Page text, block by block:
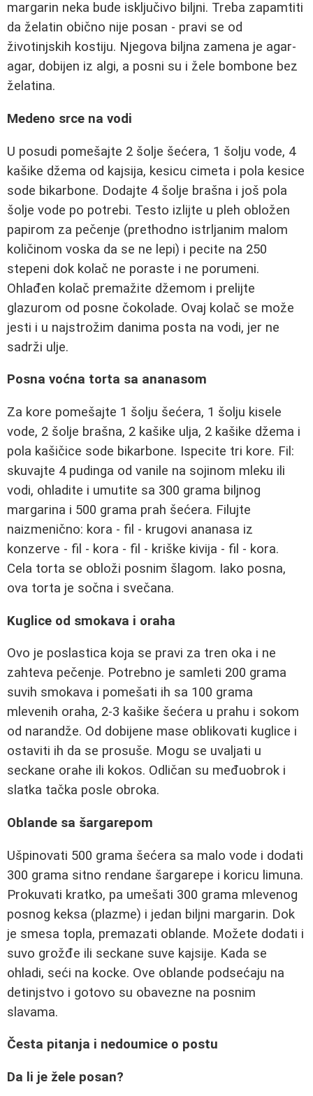
margarin neka bude isključivo biljni. Treba zapamtiti
da želatin obično nije posan - pravi se od
životinjskih kostiju. Njegova biljna zamena je agar-
agar, dobijen iz algi, a posni su i žele bombone bez
želatina.
Medeno srce na vodi
U posudi pomešajte 2 šolje šećera, 1 šolju vode, 4
kašike džema od kajsija, kesicu cimeta i pola kesice
sode bikarbone. Dodajte 4 šolje brašna i još pola
šolje vode po potrebi. Testo izlijte u pleh obložen
papirom za pečenje (prethodno istrljanim malom
količinom voska da se ne lepi) i pecite na 250
stepeni dok kolač ne poraste i ne porumeni.
Ohlađen kolač premažite džemom i prelijte
glazurom od posne čokolade. Ovaj kolač se može
jesti i u najstrožim danima posta na vodi, jer ne
sadrži ulje.
Posna voćna torta sa ananasom
Za kore pomešajte 1 šolju šećera, 1 šolju kisele
vode, 2 šolje brašna, 2 kašike ulja, 2 kašike džema i
pola kašičice sode bikarbone. Ispecite tri kore. Fil:
skuvajte 4 pudinga od vanile na sojinom mleku ili
vodi, ohladite i umutite sa 300 grama biljnog
margarina i 500 grama prah šećera. Filujte
naizmenično: kora - fil - krugovi ananasa iz
konzerve - fil - kora - fil - kriške kivija - fil - kora.
Cela torta se obloži posnim šlagom. Iako posna,
ova torta je sočna i svečana.
Kuglice od smokava i oraha
Ovo je poslastica koja se pravi za tren oka i ne
zahteva pečenje. Potrebno je samleti 200 grama
suvih smokava i pomešati ih sa 100 grama
mlevenih oraha, 2-3 kašike šećera u prahu i sokom
od narandže. Od dobijene mase oblikovati kuglice i
ostaviti ih da se prosuše. Mogu se uvaljati u
seckane orahe ili kokos. Odličan su međuobrok i
slatka tačka posle obroka.
Oblande sa šargarepom
Ušpinovati 500 grama šećera sa malo vode i dodati
300 grama sitno rendane šargarepe i koricu limuna.
Prokuvati kratko, pa umešati 300 grama mlevenog
posnog keksa (plazme) i jedan biljni margarin. Dok
je smesa topla, premazati oblande. Možete dodati i
suvo grožđe ili seckane suve kajsije. Kada se
ohladi, seći na kocke. Ove oblande podsećaju na
detinjstvo i gotovo su obavezne na posnim
slavama.
Česta pitanja i nedoumice o postu
Da li je žele posan?